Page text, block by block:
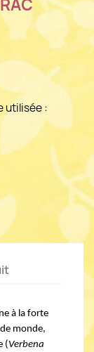
utilisée :
à la forte
monde,
(Verbena